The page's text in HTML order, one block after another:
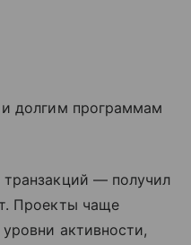
долгим программам
транзакций — получил
Проекты чаще
активности,